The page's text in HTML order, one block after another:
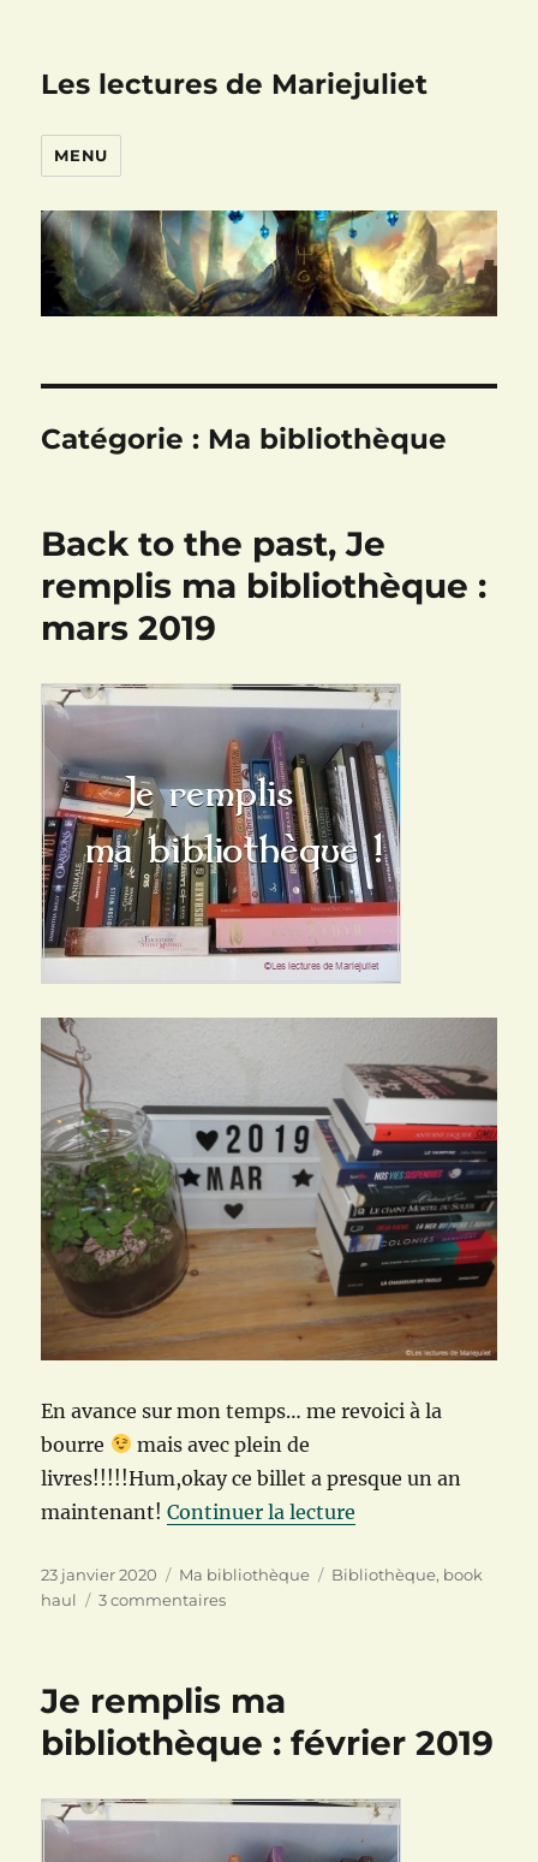
Les lectures de Mariejuliet
MENU
Catégorie : Ma bibliothèque
Back to the past, Je
remplis ma bibliothèque :
mars 2019
En avance sur mon temps… me revoici à la
bourre
mais avec plein de
livres!!!!!Hum,okay ce billet a presque un an
maintenant!Continuer la lecture
Publié
le
23 janvier 2020 Catégories
Ma bibliothèque Étiquettes
Bibliothèque, book
haul
3 commentairessur
past,
remplis
bibliothèque
:
mars
Je remplis ma
bibliothèque : février 2019